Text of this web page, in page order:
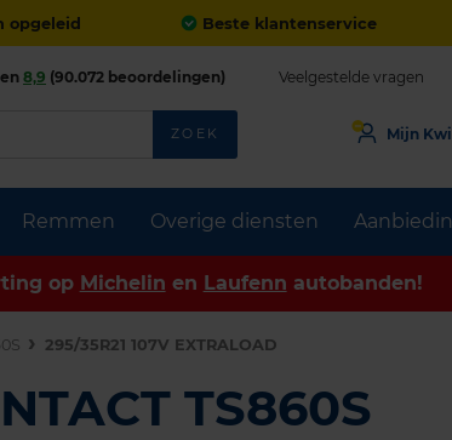
opgeleid Beste klantenservice
Remmen Overige diensten
8,9 (90.072 beoordelingen) Veelgestelde vragen
ZOEK Mijn
op Michelin en Laufenn autobanden!
295/35R21 107V EXTRALOAD
TS860S